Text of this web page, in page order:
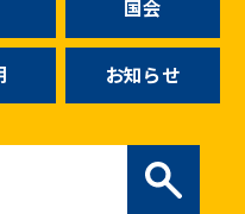
国会
お知らせ